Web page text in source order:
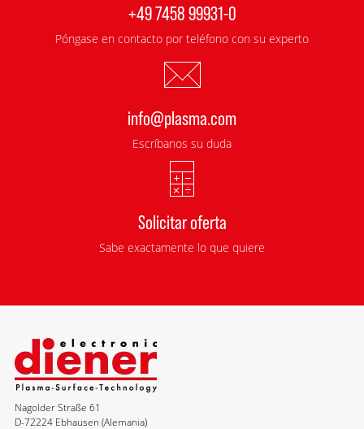
+49 7458 99931-0
Póngase en contacto por teléfono con su experto
info@plasma.com
Escríbanos su duda
Solicitar oferta
Sabe exactamente lo que quiere
Nagolder Straße 61
D-72224 Ebhausen (Alemania)